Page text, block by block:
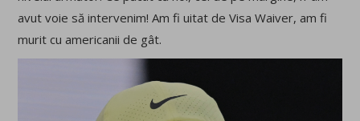
avut voie să intervenim! Am fi uitat de Visa Waiver, am fi
murit cu americanii de gât.